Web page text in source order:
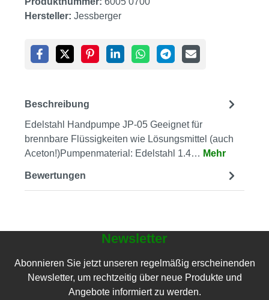
Hersteller: Jessberger
Beschreibung
Edelstahl Handpumpe JP-05 Geeignet für
brennbare Flüssigkeiten wie Lösungsmittel (auch
Aceton!)Pumpenmaterial: Edelstahl 1.4… Mehr
Bewertungen
Newsletter
Abonnieren Sie jetzt unseren regelmäßig erscheinenden
Newsletter, um rechtzeitig über neue Produkte und
Angebote informiert zu werden.